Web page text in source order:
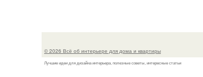
© 2026 Всё об интерьере для дома и квартиры
Лучшие идеи для дизайна интерьера, полезные советы, интересные статьи